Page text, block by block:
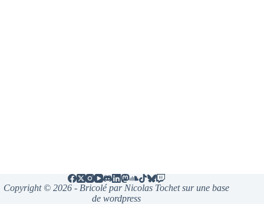
Copyright © 2026 - Bricolé par Nicolas Tochet sur une base
de wordpress